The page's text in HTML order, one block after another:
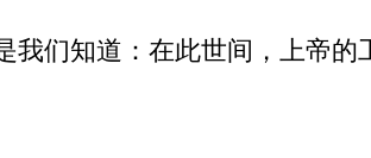
我们知道：在此世间，上帝的